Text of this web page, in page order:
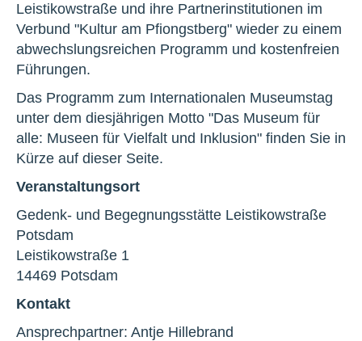
Leistikowstraße und ihre Partnerinstitutionen im
Verbund "Kultur am Pfiongstberg" wieder zu einem
abwechslungsreichen Programm und kostenfreien
Führungen.
Das Programm zum Internationalen Museumstag
unter dem diesjährigen Motto "Das Museum für
alle: Museen für Vielfalt und Inklusion" finden Sie in
Kürze auf dieser Seite.
Veranstaltungsort
Gedenk- und Begegnungsstätte Leistikowstraße
Potsdam
Leistikowstraße 1
14469 Potsdam
Kontakt
Ansprechpartner: Antje Hillebrand